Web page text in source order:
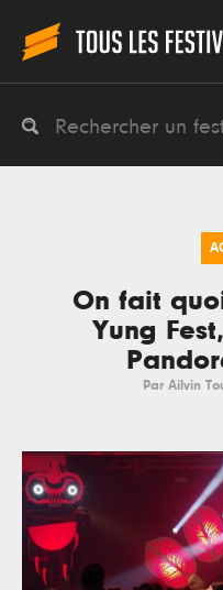
On fait
Yung
Par Ailvin